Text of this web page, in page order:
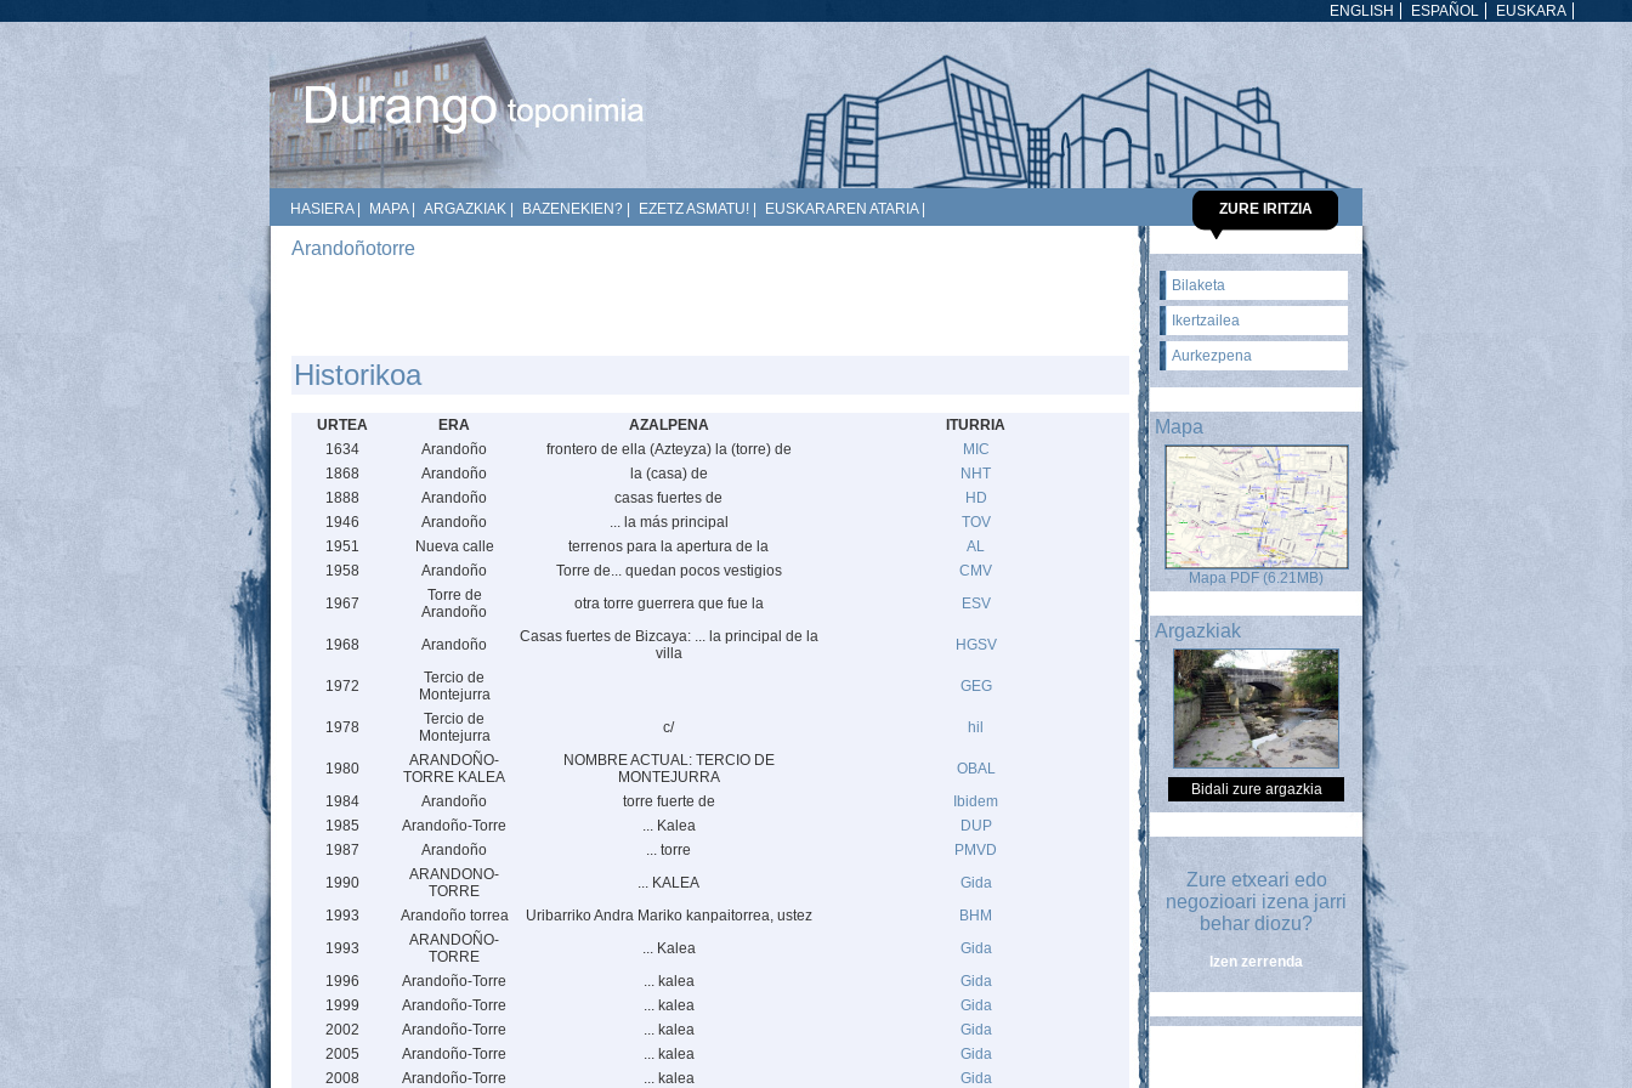
EUSKARA
ESPAÑOL
ENGLISH
HASIERA| MAPA| ARGAZKIAK BAZENEKIEN? EZETZ ASMATU! EUSKARAREN ATARIA| ZURE IRITZIA
Arandoñotorre
Historikoa
URTEA ERA AZALPENA
ITURRIA
1634
Arandoño frontero de ella (Azteyza) la (torre) de
MIC
1868
Arandoño la (casa) de
NHT
1888
Arandoño casas fuertes de
HD
1946
Arandoño ... la más principal
TOV
1951
Nueva calle terrenos para la apertura de la
AL
1958
Arandoño Torre de... quedan pocos vestigios
CMV
1967
Torre de
Arandoño
otra torre guerrera que fue la ESV
1968 Arandoño
Casas fuertes de Bizcaya: ... la principal de la
villa
HGSV
1972
Tercio de
Montejurra
GEG
1978
Tercio de
Montejurra
c/ hil
1980
ARANDOÑO-
TORRE KALEA
NOMBRE ACTUAL: TERCIO DE
MONTEJURRA
OBAL
1984
Arandoño torre fuerte de
Ibidem
1985
Arandoño-Torre ... Kalea
DUP
1987
Arandoño ... torre
PMVD
1990
ARANDONO-
TORRE
... KALEA
Gida
1993
Arandoño torrea Uribarriko Andra Mariko kanpaitorrea, ustez
BHM
1993
ARANDOÑO-
TORRE
... Kalea
Gida
1996
Arandoño-Torre ... kalea
Gida
1999
Arandoño-Torre ... kalea
Gida
2002
Arandoño-Torre ... kalea
Gida
2005
Arandoño-Torre ... kalea
Gida
2008
Arandoño-Torre ... kalea Gida
Bilaketa
Ikertzailea
Aurkezpena
Mapa
Mapa PDF (6.21MB)
Argazkiak
Bidali zure argazkia
Zure etxeari edo
negozioari izena jarri
behar diozu?
Izen zerrenda